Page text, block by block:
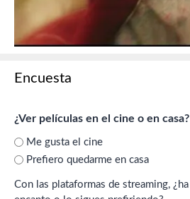
Encuesta
¿Ver películas en el cine o en casa?
Me gusta el cine
Prefiero quedarme en casa
Con las plataformas de streaming, ¿ha perdido el cine su